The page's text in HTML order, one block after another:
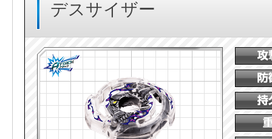
デスサイザー